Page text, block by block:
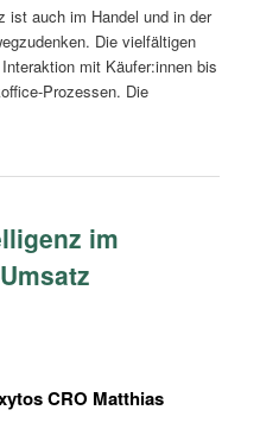
ist auch im Handel und in der
Die vielfältigen
mit Käufer:innen bis
Prozessen. Die
im
CRO Matthias